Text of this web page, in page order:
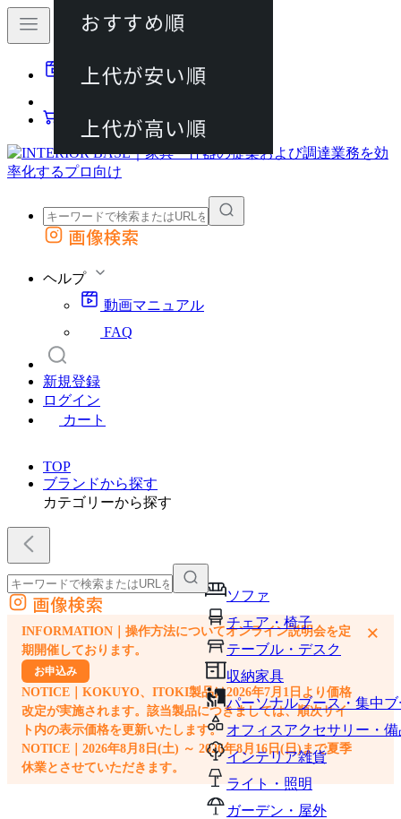
動画マニュアル
カート
外部サイトの商品をカートに追加
画像検索
ヘルプ
動画マニュアル
FAQ
新規登録
ログイン
カート
TOP
ブランドから探す
カテゴリーから探す
ソファ
チェア・椅子
テーブル・デスク
収納家具
パーソナルブース・集中
オフィスアクセサリー・備
インテリア雑貨
ライト・照明
ガーデン・屋外
外部サイトの商品をカートに追加
他のサイトで見つけた商品ページのURLを貼り付けて、カートに追加できます
画像検索
INFORMATION｜操作方法についてオンライン説明会を定
期開催しております。
お申込み
NOTICE｜KOKUYO、ITOKI製品は2026年7月1日より価格
改定が実施されます。該当製品につきましては、順次サイ
ト内の表示価格を更新いたします。
NOTICE｜2026年8月8日(土) ～ 2026年8月16日(日)まで夏季
休業とさせていただきます。
×
おすすめ順
上代が安い順
上代が高い順